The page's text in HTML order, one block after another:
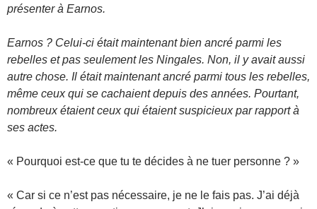
présenter à Earnos.
Earnos ? Celui-ci était maintenant bien ancré parmi les
rebelles et pas seulement les Ningales. Non, il y avait aussi
autre chose. Il était maintenant ancré parmi tous les rebelles,
même ceux qui se cachaient depuis des années. Pourtant,
nombreux étaient ceux qui étaient suspicieux par rapport à
ses actes.
« Pourquoi est-ce que tu te décides à ne tuer personne ? »
« Car si ce n’est pas nécessaire, je ne le fais pas. J’ai déjà